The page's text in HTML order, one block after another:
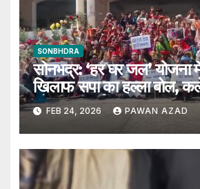
SONBHDRA
सोनभद्र: ‘हर घर जल’ योजना
खिलाफ सपा का हल्ला बोल,
जोरदार प्रदर्शन
FEB 24, 2026 PAWAN AZAD